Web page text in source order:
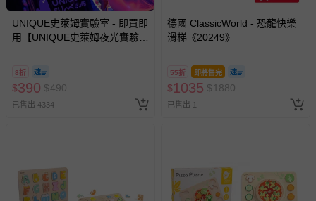
UNIQUE史萊姆實驗室 - 即買即
用【UNIQUE史萊姆夜光實驗室
8/30 (電子票券，於展期現場憑
訂單編號兌換，逾期作廢) (大
人小孩均一價(3歲以上需購票))
8折
$390 $490
已售出 4334
德國 ClassicWorld - 恐龍快樂
滑梯《20249》
55折 即將售完
$1035 $1880
已售出 1